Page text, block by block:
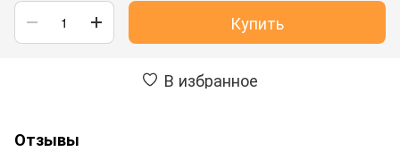
Купить
В избранное
Отзывы